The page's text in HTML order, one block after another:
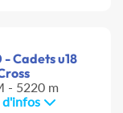
- Cadets u18
- 5220 m
d'infos